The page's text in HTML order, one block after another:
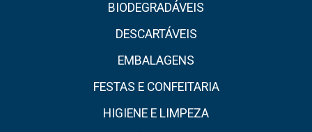
BIODEGRADÁVEIS
DESCARTÁVEIS
EMBALAGENS
FESTAS E CONFEITARIA
HIGIENE E LIMPEZA